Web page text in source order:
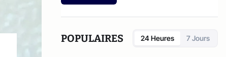
POPULAIRES 24 Heures 7 Jours